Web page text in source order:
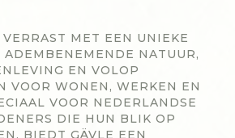
MET EEN UNIEKE
ADEMBENEMENDE NATUUR,
EN VOLOP
VOOR WONEN, WERKEN EN
VOOR NEDERLANDSE
DIE HUN BLIK OP
BIEDT GÄVLE EEN